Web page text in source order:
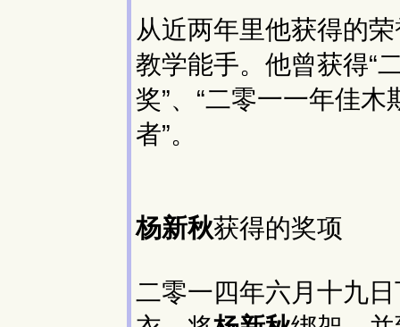
从近两年里他获得的
教学能手。他曾获得“
奖”、“二零一一年佳
者”。
杨新秋获得的奖项
二零一四年六月十九